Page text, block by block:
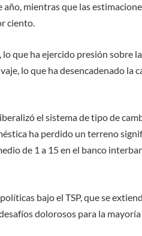
mientras que las
ciento.
lo que ha ejercido presión sobre la
lo que ha desencadenado la
el sistema de tipo de
ha perdido un terreno
de 1 a 15 en el banco
bajo el TSP, que se
dolorosos para la mayoría